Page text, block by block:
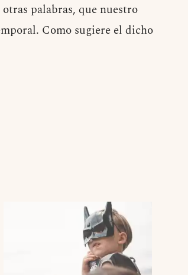
palabras, que nuestro
Como sugiere el dicho